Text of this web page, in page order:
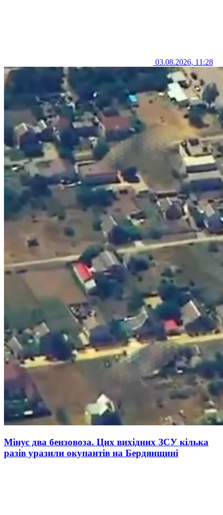
03.08.2026, 11:28
Мінус два бензовоза. Цих вихідних ЗСУ кілька
разів уразили окупантів на Бердянщині